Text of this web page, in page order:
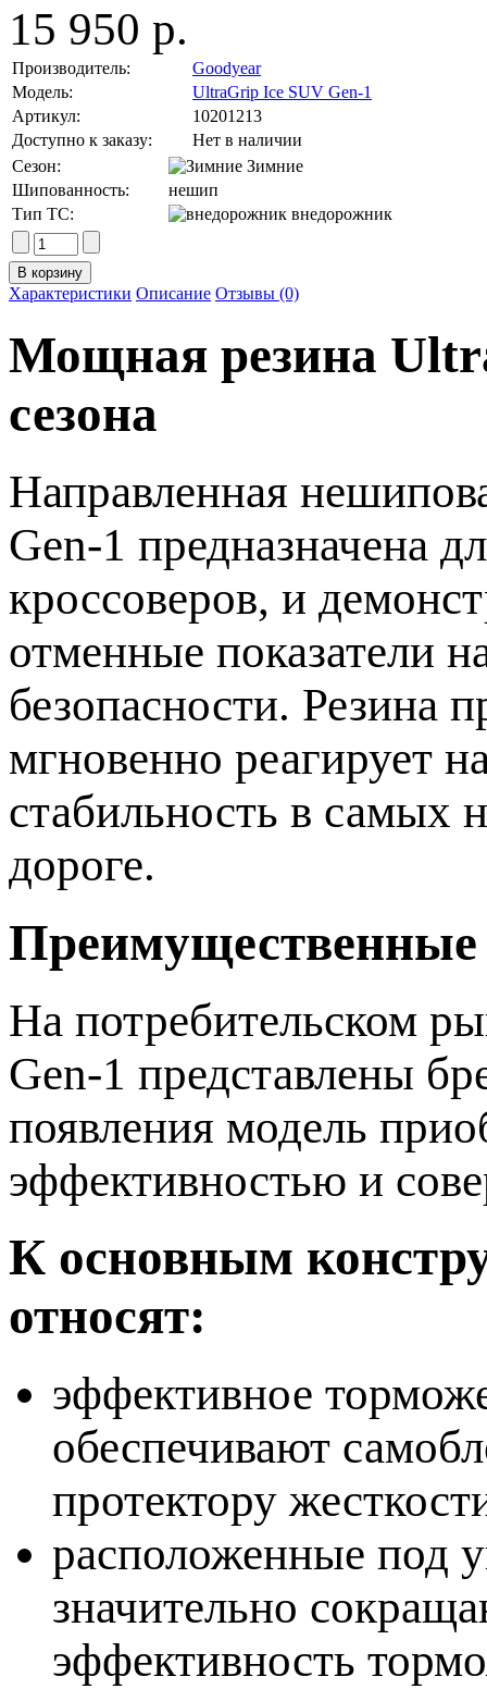
15 950 р.
Производитель:
Goodyear
Модель:
UltraGrip Ice SUV Gen-1
Артикул:
10201213
Доступно к заказу:
Нет в наличии
Сезон:
Зимние
Шипованность:
нешип
Тип ТС:
внедорожник
Характеристики Описание Отзывы (0)
Мощная резина
сезона
Направленная
Gen-1 предназначена
кроссоверов, и
отменные показатели
безопасности. Резина
мгновенно реагирует
стабильность в самых
дороге.
Преимущественные
На потребительском
Gen-1 представлены
появления модель
эффективностью и
К основным
относят:
эффективное
обеспечивают
протектору
расположенные под
значительно
эффективность